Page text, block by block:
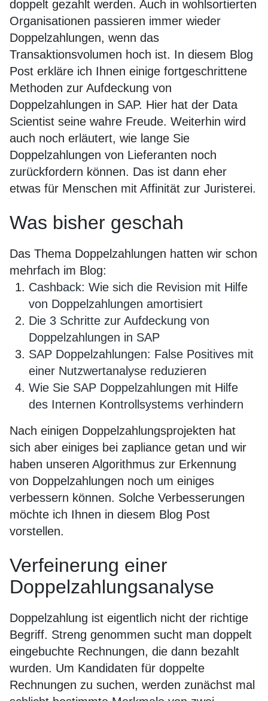
doppelt gezahlt werden. Auch in wohlsortierten
Organisationen passieren immer wieder
Doppelzahlungen, wenn das
Transaktionsvolumen hoch ist. In diesem Blog
Post erkläre ich Ihnen einige fortgeschrittene
Methoden zur Aufdeckung von
Doppelzahlungen in SAP. Hier hat der Data
Scientist seine wahre Freude. Weiterhin wird
auch noch erläutert, wie lange Sie
Doppelzahlungen von Lieferanten noch
zurückfordern können. Das ist dann eher
etwas für Menschen mit Affinität zur Juristerei.
Was bisher geschah
Das Thema Doppelzahlungen hatten wir schon
mehrfach im Blog:
Cashback: Wie sich die Revision mit Hilfe
von Doppelzahlungen amortisiert
Die 3 Schritte zur Aufdeckung von
Doppelzahlungen in SAP
SAP Doppelzahlungen: False Positives mit
einer Nutzwertanalyse reduzieren
Wie Sie SAP Doppelzahlungen mit Hilfe
des Internen Kontrollsystems verhindern
Nach einigen Doppelzahlungsprojekten hat
sich aber einiges bei zapliance getan und wir
haben unseren Algorithmus zur Erkennung
von Doppelzahlungen noch um einiges
verbessern können. Solche Verbesserungen
möchte ich Ihnen in diesem Blog Post
vorstellen.
Verfeinerung einer
Doppelzahlungsanalyse
Doppelzahlung ist eigentlich nicht der richtige
Begriff. Streng genommen sucht man doppelt
eingebuchte Rechnungen, die dann bezahlt
wurden. Um Kandidaten für doppelte
Rechnungen zu suchen, werden zunächst mal